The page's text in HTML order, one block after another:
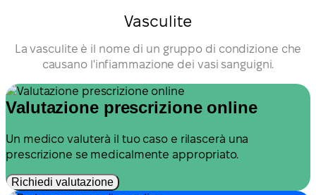
Vasculite
La vasculite è il nome di un gruppo di condizione che
causano l'infiammazione dei vasi sanguigni.
Valutazione prescrizione online
Un medico valuterà il tuo caso e rilascerà una
prescrizione se medicalmente appropriato.
Richiedi valutazione